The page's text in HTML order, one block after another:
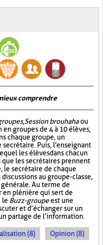
comprendre
,Session brouhahaou
groupes de 4 à 10 élèves,
chaque groupe, un
Puis, l'enseignant
les élèves dans chacun
que les secrétaires prennent
le secrétaire de chaque
au groupe-classe,
Au terme de
en plénière qui sert de
le Buzz-groupeest une
et d’échanger sur un
partage de l’information.
(8) Opinion (8)